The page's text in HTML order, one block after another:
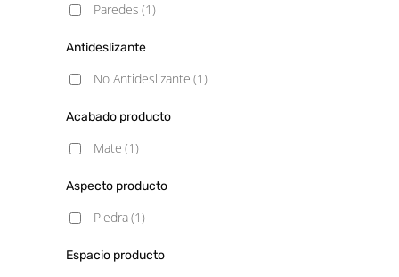
Paredes (1)
Antideslizante
No Antideslizante (1)
Acabado producto
Mate (1)
Aspecto producto
Piedra(1)
Espacio producto